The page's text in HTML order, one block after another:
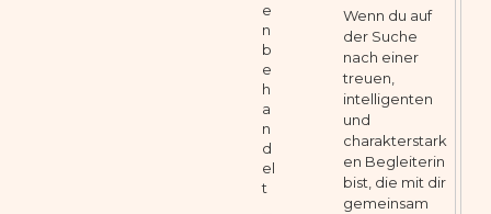
Wenn du auf
der Suche
nach einer
treuen,
intelligenten
und
charakterstark
en Begleiterin
bist, die mit dir
gemeinsam
e
n
b
e
h
a
n
d
el
t